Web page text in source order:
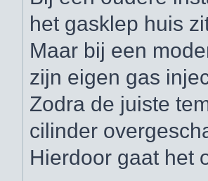
het gasklep huis
Maar bij een
zijn eigen gas
Zodra de juiste
cilinder
Hierdoor gaat het